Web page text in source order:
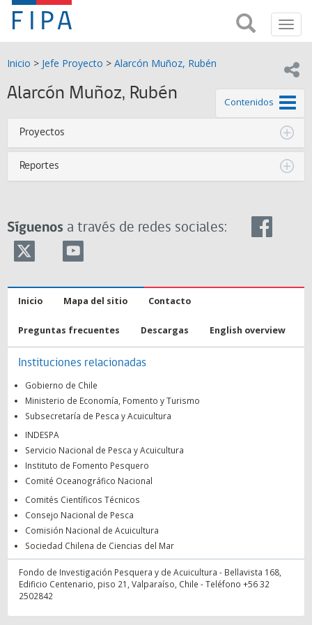
Fondo
de
Investigación
Pesquera
y
Acuicultura
(FIPA)-
FIPA;
Fondo
Investigación
y
Acuicultira
Inicio > Jefe Proyecto > Alarcón Muñoz, Rubén
Alarcón Muñoz, Rubén Contenidos de
Proyectos
Reportes
Síguenos a través de redes sociales:
Inicio Mapa del sitio Contacto
Preguntas frecuentes Descargas English overview
Instituciones relacionadas
Gobierno de Chile
Ministerio de Economía, Fomento y Turismo
Subsecretaría de Pesca y Acuicultura
INDESPA
Servicio Nacional de Pesca y Acuicultura
Instituto de Fomento Pesquero
Comité Oceanográfico Nacional
Comités Científicos Técnicos
Consejo Nacional de Pesca
Comisión Nacional de Acuicultura
Sociedad Chilena de Ciencias del Mar
Fondo de Investigación Pesquera y de Acuicultura - Bellavista 168,
Edificio Centenario, piso 21, Valparaíso, Chile - Teléfono +56 32
2502842